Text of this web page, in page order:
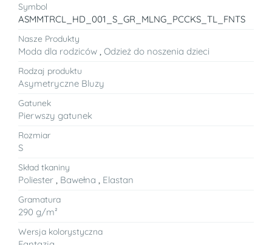
Symbol
ASMMTRCL_HD_001_S_GR_MLNG_PCCKS_TL_FNTS
Nasze Produkty
Moda dla rodziców Odzież do noszenia dzieci
Rodzaj produktu
Asymetryczne Bluzy
Gatunek
Pierwszy gatunek
Rozmiar
S
Skład tkaniny
Poliester Bawełna Elastan
Gramatura
290 g/m²
Wersja kolorystyczna